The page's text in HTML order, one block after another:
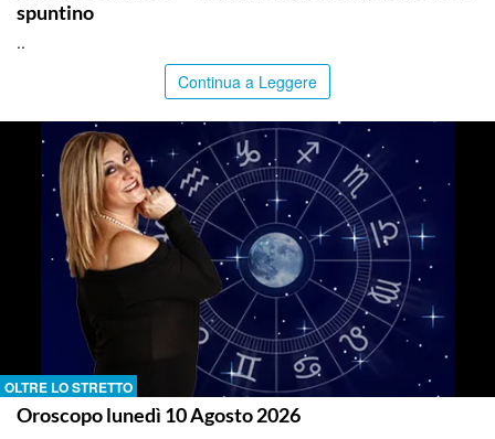
spuntino
..
Continua a Leggere
OLTRE LO STRETTO
Oroscopo lunedì 10 Agosto 2026